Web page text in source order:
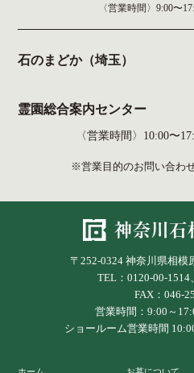
〈営業時間〉 9:00〜
石のまどか（埼玉）
霊園総合案内センター
〈営業時間〉10:00〜
※営業目的のお問い合わ
〒252-0324 神奈川県相模
TEL：0120-00-1514
FAX：046-
営業時間：9:00～
ショールーム営業時間